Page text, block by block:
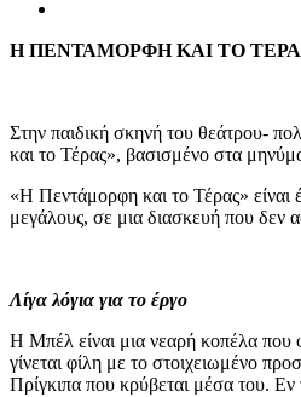
Η ΠΕΝΤΑΜΟΡΦΗ ΚΑΙ ΤΟ
Στην παιδική σκηνή του θεάτρου-
και το Τέρας», βασισμένο στα
«Η Πεντάμορφη και το Τέρας» είναι
μεγάλους, σε μια διασκευή που δεν
Λίγα λόγια για το έργο
Η Μπέλ είναι μια νεαρή κοπέλα που
γίνεται φίλη με το στοιχειωμένο
Πρίγκιπα που κρύβεται μέσα του.